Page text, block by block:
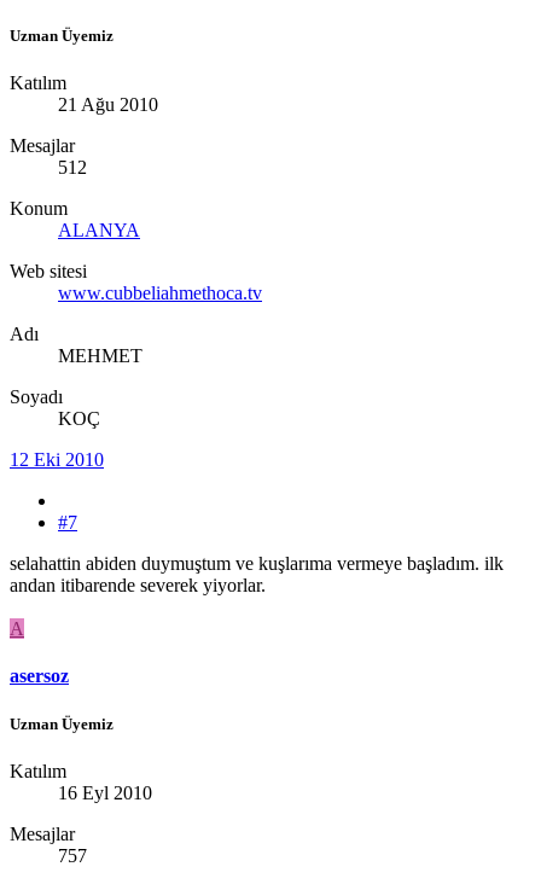
Uzman Üyemiz
Katılım
21 Ağu 2010
Mesajlar
512
Konum
ALANYA
Web sitesi
www.cubbeliahmethoca.tv
Adı
MEHMET
Soyadı
KOÇ
12 Eki 2010
#7
selahattin abiden duymuştum ve kuşlarıma vermeye başladım. ilk
andan itibarende severek yiyorlar.
A
asersoz
Uzman Üyemiz
Katılım
16 Eyl 2010
Mesajlar
757